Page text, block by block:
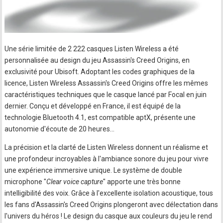
Une série limitée de 2 222 casques Listen Wireless a été
personnalisée au design du jeu Assassin's Creed Origins, en
exclusivité pour Ubisoft. Adoptant les codes graphiques de la
licence, Listen Wireless Assassin's Creed Origins offre les mêmes
caractéristiques techniques que le casque lancé par Focal en juin
dernier. Conçu et développé en France, il est équipé de la
technologie Bluetooth 4.1, est compatible aptX, présente une
autonomie d'écoute de 20 heures…
La précision et la clarté de Listen Wireless donnent un réalisme et
une profondeur incroyables à l'ambiance sonore du jeu pour vivre
une expérience immersive unique. Le système de double
microphone "Clear voice capture" apporte une très bonne
intelligibilité des voix. Grâce à l'excellente isolation acoustique, tous
les fans d'Assassin's Creed Origins plongeront avec délectation dans
l'univers du héros ! Le design du casque aux couleurs du jeu le rend